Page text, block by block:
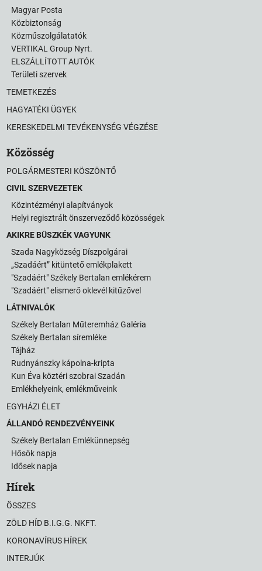
Magyar Posta
Közbiztonság
Közműszolgálatatók
VERTIKAL Group Nyrt.
ELSZÁLLÍTOTT AUTÓK
Területi szervek
TEMETKEZÉS
HAGYATÉKI ÜGYEK
KERESKEDELMI TEVÉKENYSÉG VÉGZÉSE
Közösség
POLGÁRMESTERI KÖSZÖNTŐ
CIVIL SZERVEZETEK
Közintézményi alapítványok
Helyi regisztrált önszerveződő közösségek
AKIKRE BÜSZKÉK VAGYUNK
Szada Nagyközség Díszpolgárai
„Szadáért” kitüntető emlékplakett
"Szadáért" Székely Bertalan emlékérem
"Szadáért" elismerő oklevél kitűzővel
LÁTNIVALÓK
Székely Bertalan Műteremház Galéria
Székely Bertalan síremléke
Tájház
Rudnyánszky kápolna-kripta
Kun Éva köztéri szobrai Szadán
Emlékhelyeink, emlékműveink
EGYHÁZI ÉLET
ÁLLANDÓ RENDEZVÉNYEINK
Székely Bertalan Emlékünnepség
Hősök napja
Idősek napja
Hírek
ÖSSZES
ZÖLD HÍD B.I.G.G. NKFT.
KORONAVÍRUS HÍREK
INTERJÚK